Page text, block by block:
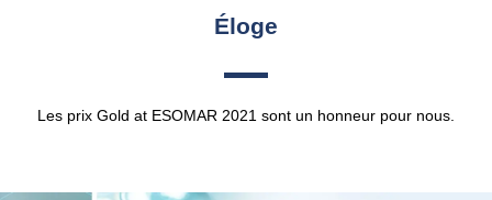
Éloge
Les prix Gold at ESOMAR 2021 sont un honneur pour nous.